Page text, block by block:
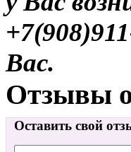
Вас.
Отзывы
Оставить свой